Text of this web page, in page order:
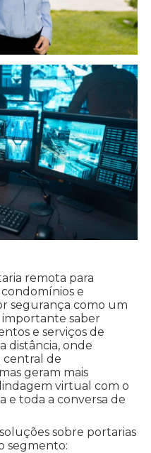
remota para
e
segurança como um
importante saber
e serviços de
distância, onde
central de
geram mais
virtual com o
e toda a conversa de
sobre portarias
segmento: